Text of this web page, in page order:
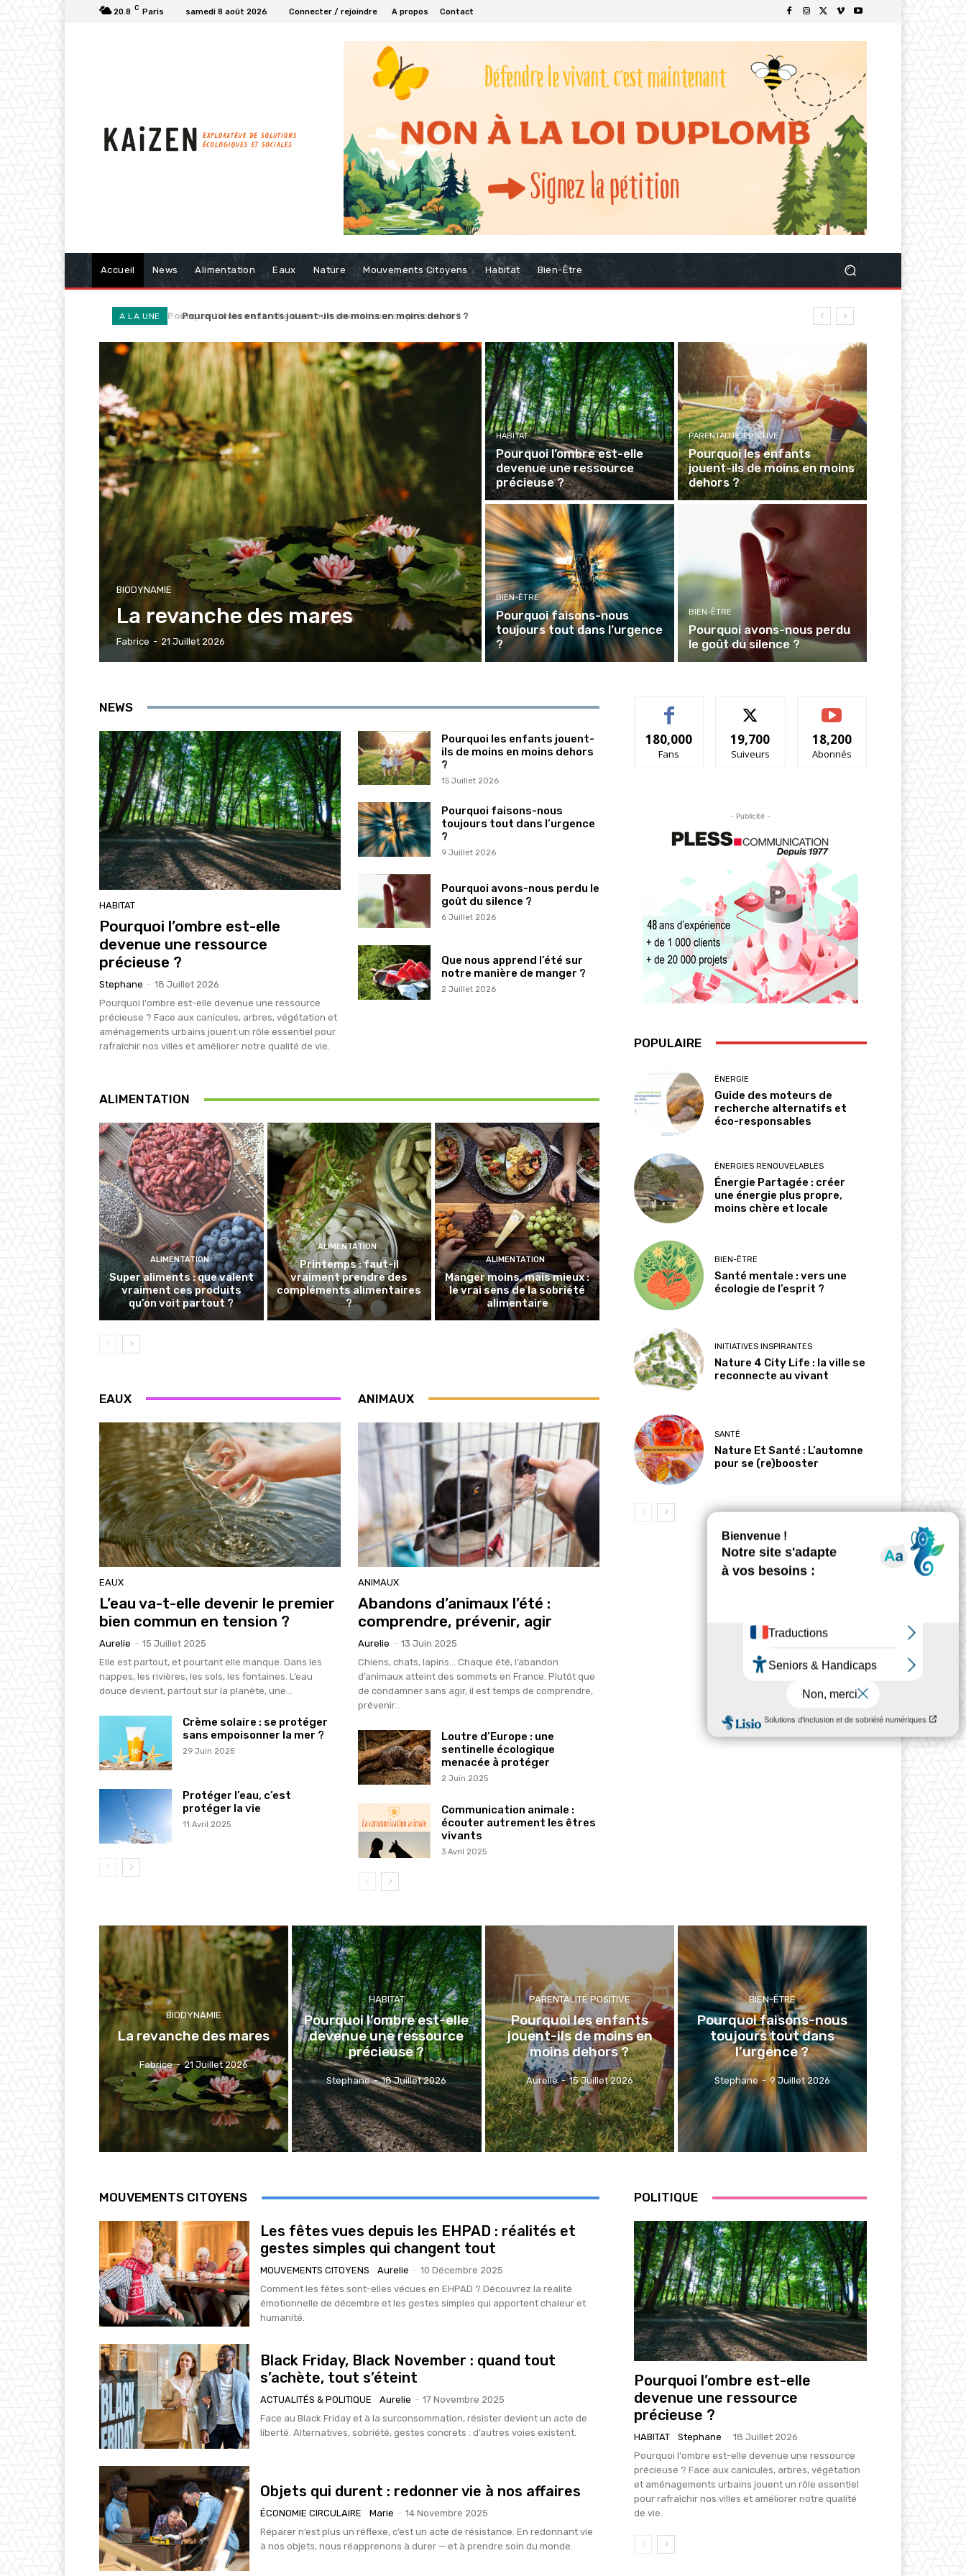
20.8 C Paris samedi 8 août 2026 Connecter / rejoindre A propos Contact
Accueil News Alimentation Eaux Nature Mouvements Citoyens Habitat Bien-Être
A LA UNE Pourquoi les enfants jouent-ils de moins en moins dehors ?
BIODYNAMIE
La revanche des mares
Fabrice - 21 Juillet 2026
HABITAT
Pourquoi l’ombre est-elle
devenue une ressource
précieuse ?
PARENTALITÉ POSITIVE
Pourquoi les enfants
jouent-ils de moins en moins
dehors ?
BIEN-ÊTRE
Pourquoi faisons-nous
toujours tout dans l’urgence
?
BIEN-ÊTRE
Pourquoi avons-nous perdu
le goût du silence ?
NEWS
HABITAT
Pourquoi l’ombre est-elle
devenue une ressource
précieuse ?
Stephane - 18 Juillet 2026
Pourquoi l'ombre est-elle devenue une ressource
précieuse ? Face aux canicules, arbres, végétation et
aménagements urbains jouent un rôle essentiel pour
rafraîchir nos villes et améliorer notre qualité de vie.
Pourquoi les enfants jouent-
ils de moins en moins dehors
?
15 Juillet 2026
Pourquoi faisons-nous
toujours tout dans l’urgence
?
9 Juillet 2026
Pourquoi avons-nous perdu le
goût du silence ?
6 Juillet 2026
Que nous apprend l’été sur
notre manière de manger ?
2 Juillet 2026
ALIMENTATION
ALIMENTATION
Super aliments : que valent
vraiment ces produits
qu’on voit partout ?
ALIMENTATION
Printemps : faut-il
vraiment prendre des
compléments alimentaires
?
ALIMENTATION
Manger moins, mais mieux :
le vrai sens de la sobriété
alimentaire
EAUX
EAUX
L’eau va-t-elle devenir le premier
bien commun en tension ?
Aurelie - 15 Juillet 2025
Elle est partout, et pourtant elle manque. Dans les
nappes, les rivières, les sols, les fontaines. L’eau
douce devient, partout sur la planète, une...
Crème solaire : se protéger
sans empoisonner la mer ?
29 Juin 2025
Protéger l’eau, c’est
protéger la vie
11 Avril 2025
ANIMAUX
ANIMAUX
Abandons d’animaux l’été :
comprendre, prévenir, agir
Aurelie - 13 Juin 2025
Chiens, chats, lapins… Chaque été, l’abandon
d’animaux atteint des sommets en France. Plutôt que
de condamner sans agir, il est temps de comprendre,
prévenir...
Loutre d’Europe : une
sentinelle écologique
menacée à protéger
2 Juin 2025
Communication animale :
écouter autrement les êtres
vivants
3 Avril 2025
180,000
Fans
19,700
Suiveurs
18,200
Abonnés
- Publicité -
POPULAIRE
ÉNERGIE
Guide des moteurs de
recherche alternatifs et
éco-responsables
ÉNERGIES RENOUVELABLES
Énergie Partagée : créer
une énergie plus propre,
moins chère et locale
BIEN-ÊTRE
Santé mentale : vers une
écologie de l’esprit ?
INITIATIVES INSPIRANTES
Nature 4 City Life : la ville se
reconnecte au vivant
SANTÉ
Nature Et Santé : L’automne
pour se (re)booster
BIODYNAMIE
La revanche des mares
Fabrice - 21 Juillet 2026
HABITAT
Pourquoi l’ombre est-elle
devenue une ressource
précieuse ?
Stephane - 18 Juillet 2026
PARENTALITÉ POSITIVE
Pourquoi les enfants
jouent-ils de moins en
moins dehors ?
Aurelie - 15 Juillet 2026
BIEN-ÊTRE
Pourquoi faisons-nous
toujours tout dans
l’urgence ?
Stephane - 9 Juillet 2026
MOUVEMENTS CITOYENS
Les fêtes vues depuis les EHPAD : réalités et
gestes simples qui changent tout
MOUVEMENTS CITOYENS Aurelie - 10 Décembre 2025
Comment les fêtes sont-elles vécues en EHPAD ? Découvrez la réalité
émotionnelle de décembre et les gestes simples qui apportent chaleur et
humanité.
Black Friday, Black November : quand tout
s’achète, tout s’éteint
ACTUALITÉS & POLITIQUE Aurelie - 17 Novembre 2025
Face au Black Friday et à la surconsommation, résister devient un acte de
liberté. Alternatives, sobriété, gestes concrets : d’autres voies existent.
Objets qui durent : redonner vie à nos affaires
ÉCONOMIE CIRCULAIRE Marie - 14 Novembre 2025
Réparer n’est plus un réflexe, c’est un acte de résistance. En redonnant vie
à nos objets, nous réapprenons à durer — et à prendre soin du monde.
POLITIQUE
Pourquoi l’ombre est-elle
devenue une ressource
précieuse ?
HABITAT Stephane - 18 Juillet 2026
Pourquoi l'ombre est-elle devenue une ressource
précieuse ? Face aux canicules, arbres, végétation
et aménagements urbains jouent un rôle essentiel
pour rafraîchir nos villes et améliorer notre qualité
de vie.